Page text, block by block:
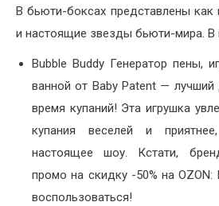
В бьюти-боксах представлены
и настоящие звезды бьюти-мира. В
Bubble Buddy Генератор пены,
ванной от Baby Patent —
время купаний! Эта игрушка
купания веселей и
настоящее шоу. Кстати,
промо на скидку -50% на OZON:
воспользоваться!